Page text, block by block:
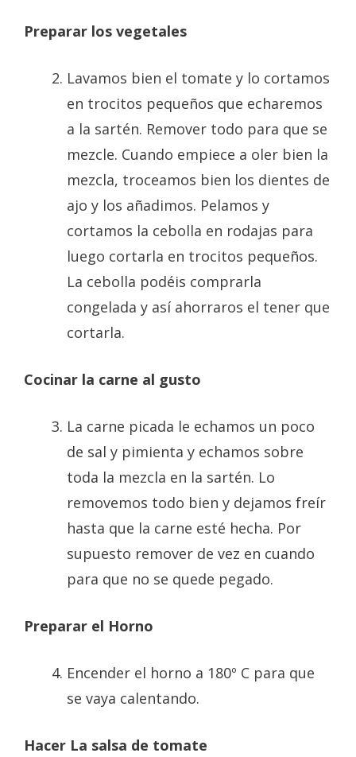
Preparar los vegetales
Lavamos bien el tomate y lo cortamos
en trocitos pequeños que echaremos
a la sartén. Remover todo para que se
mezcle. Cuando empiece a oler bien la
mezcla, troceamos bien los dientes de
ajo y los añadimos. Pelamos y
cortamos la cebolla en rodajas para
luego cortarla en trocitos pequeños.
La cebolla podéis comprarla
congelada y así ahorraros el tener que
cortarla.
Cocinar la carne al gusto
La carne picada le echamos un poco
de sal y pimienta y echamos sobre
toda la mezcla en la sartén. Lo
removemos todo bien y dejamos freír
hasta que la carne esté hecha. Por
supuesto remover de vez en cuando
para que no se quede pegado.
Preparar el Horno
Encender el horno a 180º C para que
se vaya calentando.
Hacer La salsa de tomate